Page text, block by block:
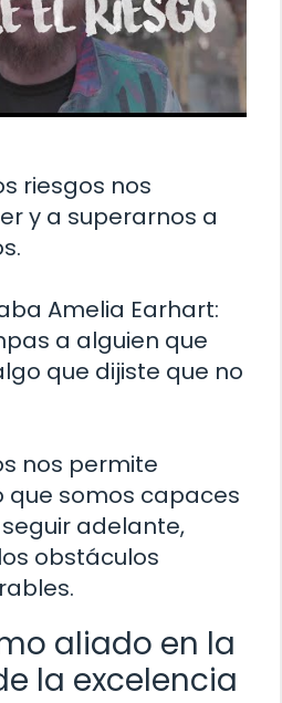
riesgos nos
y a superarnos a
Amelia Earhart:
a alguien que
que dijiste que no
nos permite
somos capaces
adelante,
obstáculos
aliado en la
la excelencia